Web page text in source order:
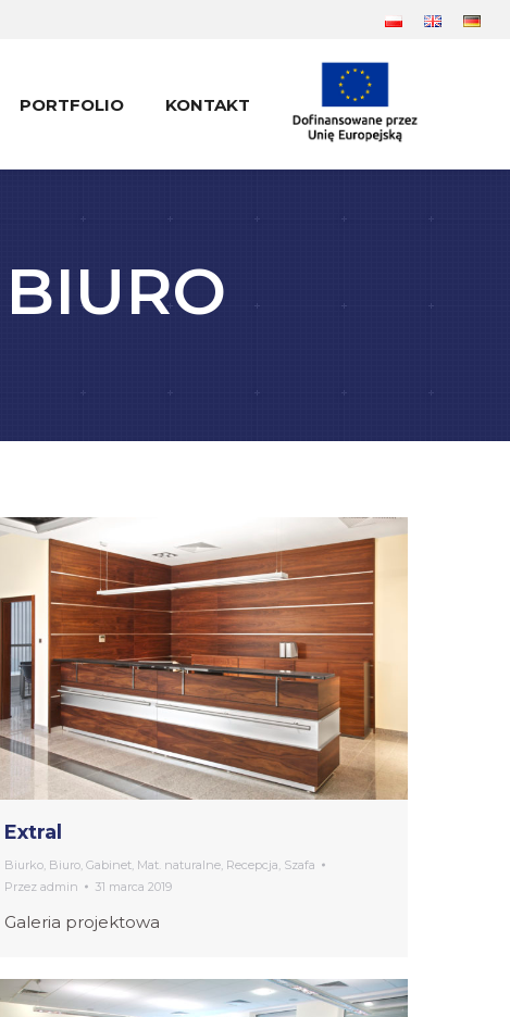
PORTFOLIO KONTAKT
BIURO
Extral
Biurko, Biuro, Gabinet, Mat. naturalne, Recepcja, Szafa
Przez admin 31 marca 2019
Galeria projektowa